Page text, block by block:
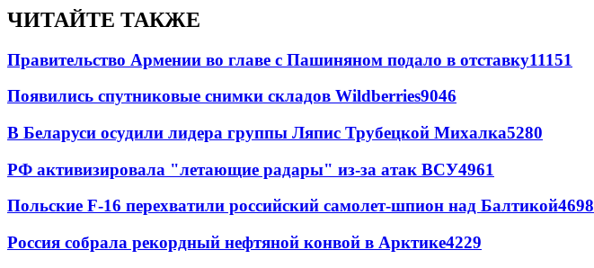
ЧИТАЙТЕ ТАКЖЕ
Правительство Армении во главе с Пашиняном подало в отставку11151
Появились спутниковые снимки складов Wildberries9046
В Беларуси осудили лидера группы Ляпис Трубецкой Михалка5280
РФ активизировала "летающие радары" из-за атак ВСУ4961
Польские F-16 перехватили российский самолет-шпион над Балтикой4698
Россия собрала рекордный нефтяной конвой в Арктике4229